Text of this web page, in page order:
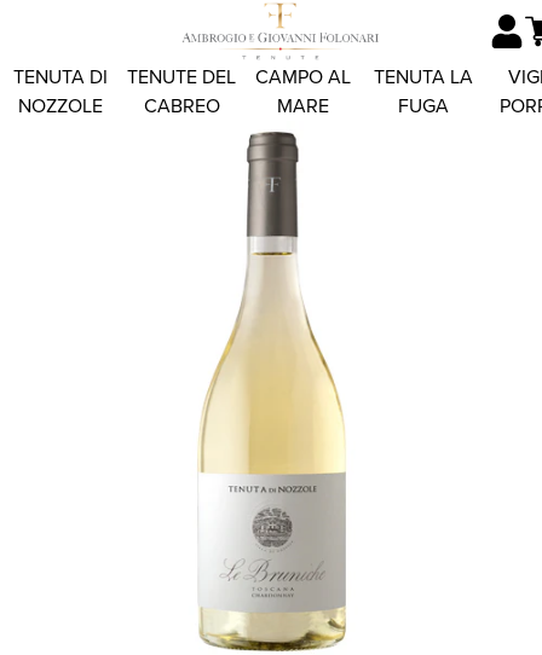
TENUTA DI
NOZZOLE
TENUTE DEL
CABREO
CAMPO AL
MARE
TENUTA LA
FUGA